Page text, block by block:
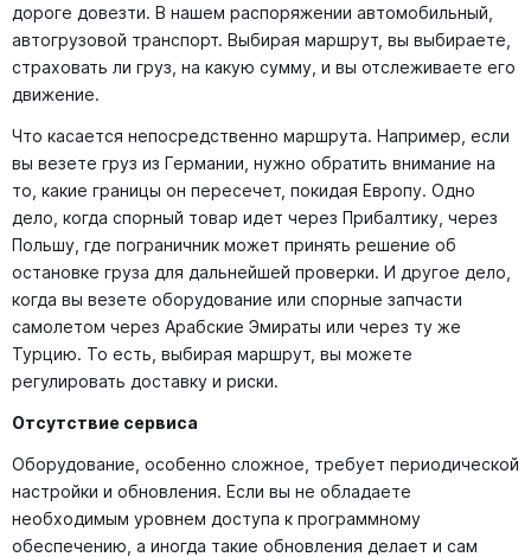
дороге довезти. В нашем распоряжении автомобильный,
автогрузовой транспорт. Выбирая маршрут, вы выбираете,
страховать ли груз, на какую сумму, и вы отслеживаете его
движение.
Что касается непосредственно маршрута. Например, если
вы везете груз из Германии, нужно обратить внимание на
то, какие границы он пересечет, покидая Европу. Одно
дело, когда спорный товар идет через Прибалтику, через
Польшу, где пограничник может принять решение об
остановке груза для дальнейшей проверки. И другое дело,
когда вы везете оборудование или спорные запчасти
самолетом через Арабские Эмираты или через ту же
Турцию. То есть, выбирая маршрут, вы можете
регулировать доставку и риски.
Отсутствие сервиса
Оборудование, особенно сложное, требует периодической
настройки и обновления. Если вы не обладаете
необходимым уровнем доступа к программному
обеспечению, а иногда такие обновления делает и сам